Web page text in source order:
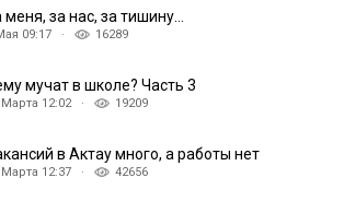
меня, за нас, за тишину…
09:17 · 16289
мучат в школе? Часть 3
Марта 12:02 · 19209
в Актау много, а работы нет
Марта 12:37 · 42656